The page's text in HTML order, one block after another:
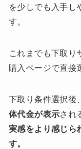
を少しでも入手し
す。
これまでも下取り
購入ページで直接
下取り条件選択後、
体代金が表示され
実感をより感じら
す。